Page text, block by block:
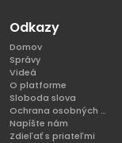
Odkazy
Domov
Správy
Videá
O platforme
Sloboda slova
Ochrana osobných údajov
Napíšte nám
Zdieľať s priateľmi